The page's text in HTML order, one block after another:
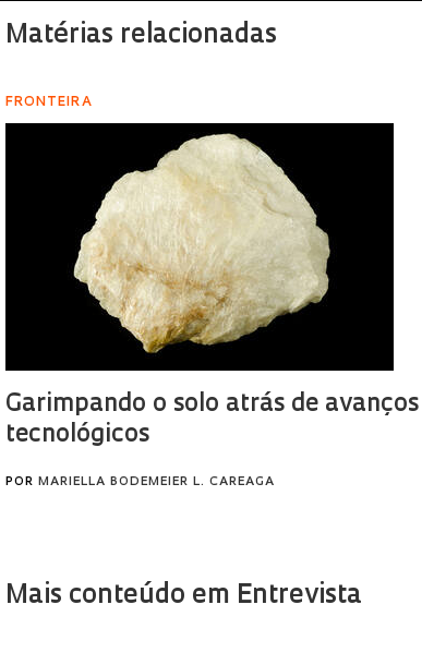
Matérias relacionadas
FRONTEIRA
Garimpando o solo atrás de avanços
tecnológicos
POR MARIELLA BODEMEIER L. CAREAGA
Mais conteúdo em Entrevista